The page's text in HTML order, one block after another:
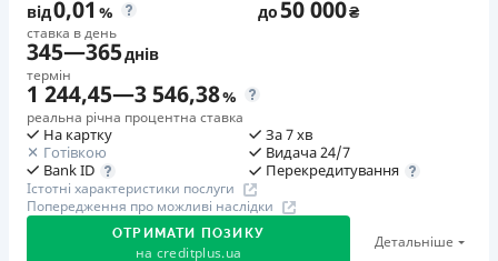
кешбеку. Акція триває до 10.12.2026
🥉 Бронза FinAwards 2026
Бронзовий призер FinAwards 2026 «Найкраща програма
лояльності»
Перший займ
вiд 0,01%/день до 30 000 ₴
Повторний займ
вiд 0,95%/день до 50 000 ₴
Додаткова комісія за дострокове погашення
від0,01 %
ставка в день
до50 000₴
345—365днів
термін
1 244,45—3 546,38%
реальна річна процентна ставка
На картку
Готівкою
Bank ID
За 7 хв
Видача 24/7
Перекредитування
Істотні характеристики послуги
Попередження про можливі наслідки
ОТРИМАТИ ПОЗИКУ
на creditplus.ua
Детальніше